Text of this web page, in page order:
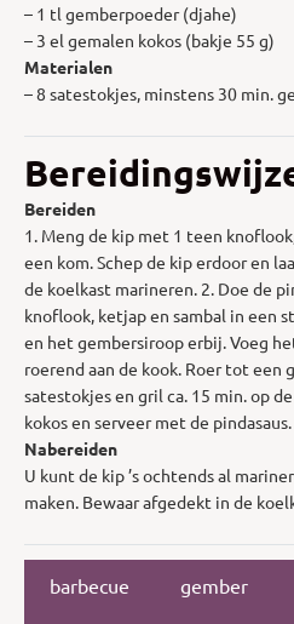
– 1 tl gemberpoeder (djahe)
– 3 el gemalen kokos (bakje 55 g)
Materialen
– 8 satestokjes, minstens 30 min.
Bereiden
1. Meng de kip met 1 teen
een kom. Schep de kip erdoor en
de koelkast marineren. 2. Doe de
knoflook, ketjap en sambal in een
en het gembersiroop erbij. Voeg
roerend aan de kook. Roer tot een
satestokjes en gril ca. 15 min. op
kokos en serveer met de
Nabereiden
U kunt de kip ’s ochtends al
maken. Bewaar afgedekt in de
barbecue gember